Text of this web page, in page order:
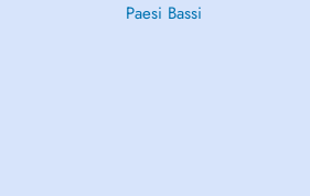
Paesi Bassi